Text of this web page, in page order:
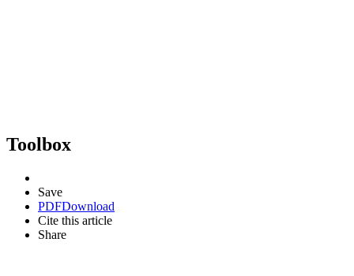
Toolbox
Save
PDFDownload
Cite this article
Share